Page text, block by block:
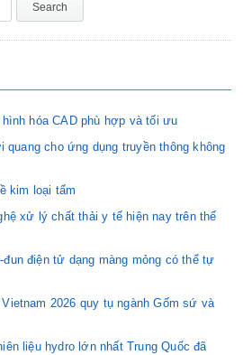
hóa CAD phù hợp và tối ưu
quang cho ứng dụng truyền thông không
kim loại tấm
xử lý chất thải y tế hiện nay trên thế
điện tử dạng màng mỏng có thể tự
2026 quy tụ ngành Gốm sứ và
liệu hydro lớn nhất Trung Quốc đã